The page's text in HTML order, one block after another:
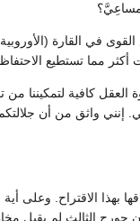
في القارة
أكثر مما تستطيع
كافية لتمكيننا
إنني واثق من أن
بهذا الاقتراح.